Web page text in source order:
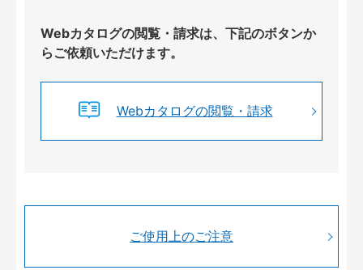
Webカタログの閲覧・請求は、下記のボタンか
らご依頼いただけます。
Webカタログの閲覧・請求
ご使用上のご注意